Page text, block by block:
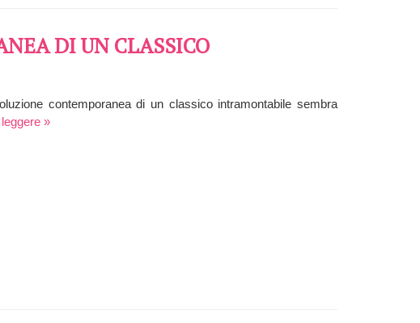
DI UN CLASSICO
contemporanea di un classico intramontabile sembra
»